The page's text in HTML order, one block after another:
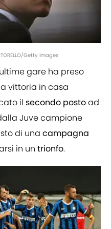
Getty Images
gare ha preso
vittoria in casa
il secondo postoad
Juve campione
di una campagna
in un trionfo.